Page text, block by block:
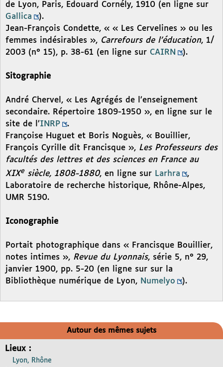
de Lyon, Paris, Edouard Cornély, 1910 (en ligne sur
Gallica
).
Jean-François Condette, « « Les Cervelines » ou les
femmes indésirables », Carrefours de l’éducation, 1/
2003 (n° 15), p. 38-61 (en ligne sur CAIRN ).
Sitographie
André Chervel, « Les Agrégés de l’enseignement
secondaire. Répertoire 1809-1950 », en ligne sur le
site de l’INRP
.
Françoise Huguet et Boris Noguès, « Bouillier,
François Cyrille dit Francisque », Les Professeurs des
facultés des lettres et des sciences en France au
XIXe siècle, 1808-1880, en ligne sur Larhra
,
Laboratoire de recherche historique, Rhône-Alpes,
UMR 5190.
Iconographie
Portait photographique dans « Francisque Bouillier,
notes intimes », Revue du Lyonnais, série 5, n° 29,
janvier 1900, pp. 5-20 (en ligne sur sur la
Bibliothèque numérique de Lyon, Numelyo ).
Autour des mêmes sujets
Lieux :
Lyon, Rhône